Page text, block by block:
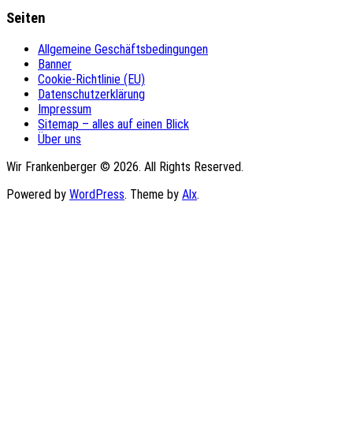
Seiten
Allgemeine Geschäftsbedingungen
Banner
Cookie-Richtlinie (EU)
Datenschutzerklärung
Impressum
Sitemap – alles auf einen Blick
Über uns
Wir Frankenberger © 2026. All Rights Reserved.
Powered by WordPress. Theme by Alx.